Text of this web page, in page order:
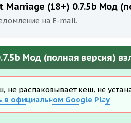
Marriage (18+) 0.7.5b Мод
на E-mail.
Мод (полная версия)
не распаковывает кеш, не
в официальном Google Play